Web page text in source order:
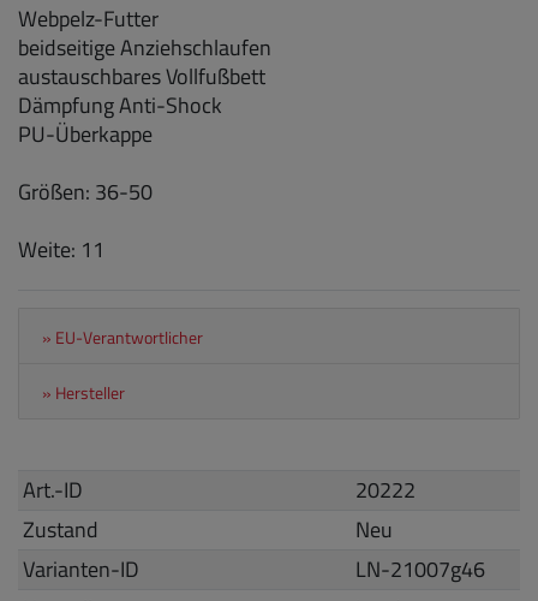
Webpelz-Futter
beidseitige Anziehschlaufen
austauschbares Vollfußbett
Dämpfung Anti-Shock
PU-Überkappe
Größen: 36-50
Weite: 11
» EU-Verantwortlicher
» Hersteller
Art.-ID
20222
Zustand
Neu
Varianten-ID
LN-21007g46